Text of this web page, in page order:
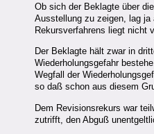
Ob sich der Beklagte über
Ausstellung zu zeigen, lag ja
Rekursverfahrens liegt nicht
Der Beklagte hält zwar in
Wiederholungsgefahr
Wegfall der
so daß schon aus diesem
Dem Revisionsrekurs war
zutrifft, den Abguß